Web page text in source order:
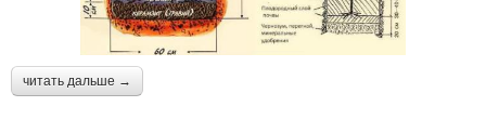
читать дальше →